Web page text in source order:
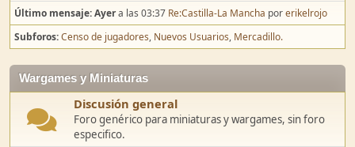
Último mensaje:Ayera las 03:37 Re:Castilla-La Mancha porerikelrojo
Subforos Censo de jugadores Nuevos Usuarios Mercadillo.
Wargames y Miniaturas
Discusión general
Foro genérico para miniaturas y wargames, sin foro
especifico.